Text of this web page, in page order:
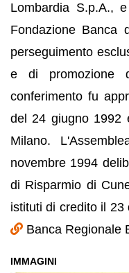
Lombardia S.p.A.,
Fondazione Banca
perseguimento
e di promozione
conferimento fu
del 24 giugno 1992
Milano.
novembre 1994
di Risparmio di
istituti di credito il
Banca Regionale
IMMAGINI